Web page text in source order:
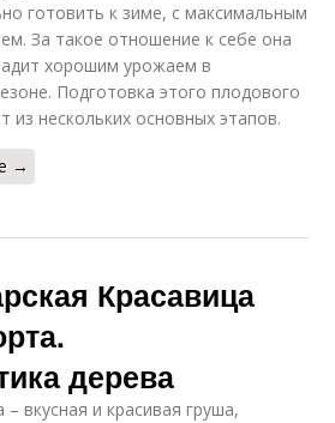
готовить к зиме, с максимальным
За такое отношение к себе она
хорошим урожаем в
Подготовка этого плодового
из нескольких основных этапов.
→
Красавица
дерева
– вкусная и красивая груша,